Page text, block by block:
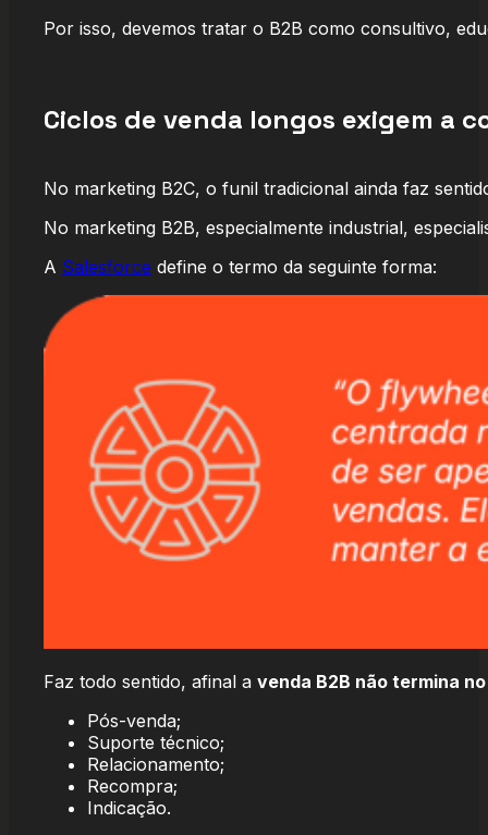
Por isso, devemos tratar o B2B como consultivo,
Ciclos de venda longos exigem a
No marketing B2C, o funil tradicional ainda faz
No marketing B2B, especialmente industrial,
A Salesforce define o termo da seguinte forma:
Faz todo sentido, afinal a venda B2B não termina
Pós-venda;
Suporte técnico;
Relacionamento;
Recompra;
Indicação.